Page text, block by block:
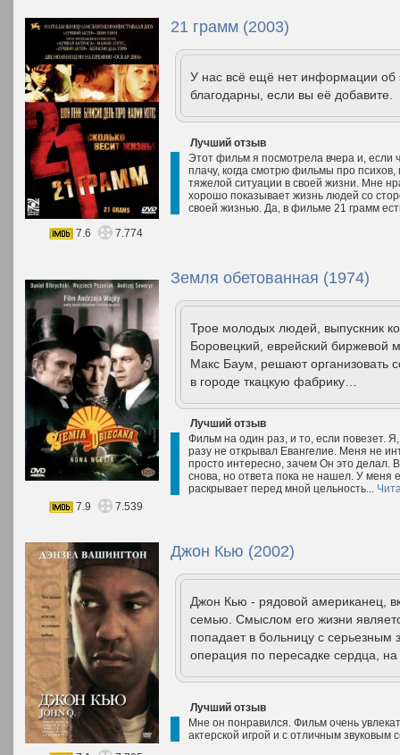
21 грамм (2003)
У нас всё ещё нет информации
благодарны, если вы её добавите.
Лучший отзыв
Этот фильм я посмотрела вчера и, если
плачу, когда смотрю фильмы про
тяжелой ситуации в своей жизни. Мне
хорошо показывает жизнь людей со
своей жизнью. Да, в фильме 21 грамм
7.6
7.774
Земля обетованная (1974)
Трое молодых людей, выпускник
Боровецкий, еврейский биржевой
Макс Баум, решают организовать
в городе ткацкую фабрику…
Лучший отзыв
Фильм на один раз, и то, если повезет.
разу не открывал Евангелие. Меня не
просто интересно, зачем Он это делал.
снова, но ответа пока не нашел. У меня
раскрывает перед мной цельность...
7.9
7.539
Джон Кью (2002)
Джон Кью - рядовой американец,
семью. Смыслом его жизни
попадает в больницу с серьезным
операция по пересадке сердца,
Лучший отзыв
Мне он понравился. Фильм очень
актерской игрой и с отличным звуковым